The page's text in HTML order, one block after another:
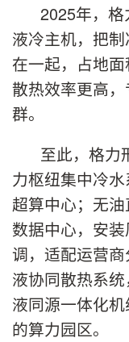
2025年，
液冷主机，把
在一起，占地面
散热效率更高
群。
至此，格力
力枢纽集中冷
超算中心；无
数据中心，安
调，适配运营
液协同散热系
液同源一体化
的算力园区。